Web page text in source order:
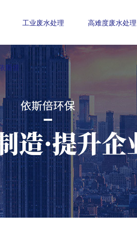
工业废水处理 高难度废水处理
斯倍